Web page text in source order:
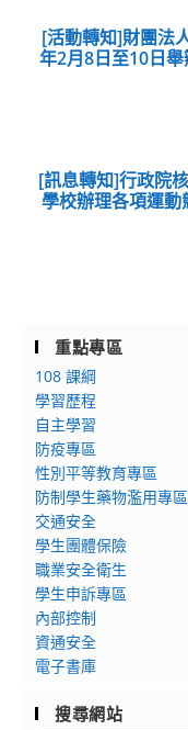
[活動轉知]財團法
年2月8日至10日舉
[訊息轉知]行政院
學校辦理各項運
重點專區
108 課綱
學習歷程
自主學習
防疫專區
性別平等教育專區
防制學生藥物濫用專區
交通安全
學生團體保險
職業安全衛生
學生申訴專區
內部控制
資通安全
電子書庫
搜尋網站